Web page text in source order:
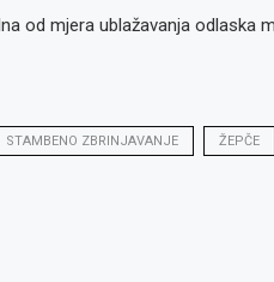
od mjera ublažavanja odlaska
STAMBENO ZBRINJAVANJE ŽEPČE